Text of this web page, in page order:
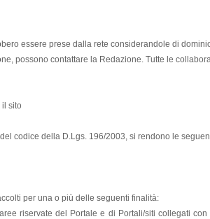
essere prese dalla rete considerandole di
possono contattare la Redazione. Tutte le
sito
codice della D.Lgs. 196/2003, si rendono le
per una o più delle seguenti finalità:
riservate del Portale e di Portali/siti collegati